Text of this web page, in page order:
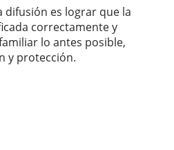
difusión es lograr que la
correctamente y
lo antes posible,
y protección.